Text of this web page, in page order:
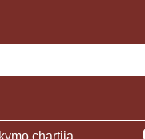
chartija